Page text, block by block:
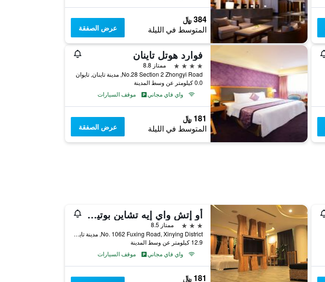
384 ﷼
المتوسط في الليلة عرض الصفقة
فوارد هوتل تاينان
4 نجوم
ممتاز 8.8
No.28 Section 2 Zhongyi Road, مدينة تاينان, تايوان
0.0 كيلومتر عن وسط المدينة
واي فاي مجاني
موقف السيارات
181 ﷼
المتوسط في الليلة عرض الصفقة
أو إتش واي إيه تشاين بوتيك موتل - زيني ينج
3 نجوم
ممتاز 8.5
No. 1062 Fuxing Road, Xinying District, مدينة تاينان, تايوان
12.9 كيلومتر عن وسط المدينة
واي فاي مجاني
موقف السيارات
181 ﷼